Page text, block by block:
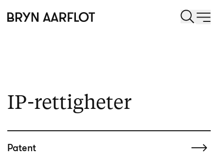
IP-rettigheter
Patent